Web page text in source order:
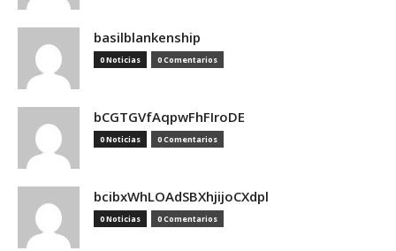
basilblankenship
0 Noticias 0 Comentarios
bCGTGVfAqpwFhFIroDE
0 Noticias 0 Comentarios
bcibxWhLOAdSBXhjijoCXdpl
0 Noticias 0 Comentarios